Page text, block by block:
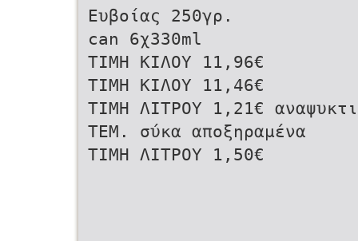
Ευβοίας 250γρ.
can 6χ330ml
ΤΙΜΗ ΚΙΛΟΥ 11,96€
ΤΙΜΗ ΚΙΛΟΥ 11,46€
ΤΙΜΗ ΛΙΤΡΟΥ 1,21€
ΤΕΜ. σύκα αποξηραμένα
ΤΙΜΗ ΛΙΤΡΟΥ 1,50€